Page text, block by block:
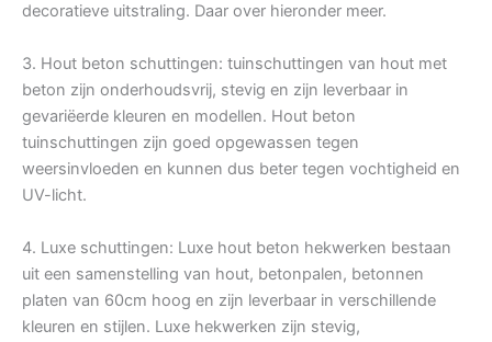
decoratieve uitstraling. Daar over hieronder meer.
3. Hout beton schuttingen: tuinschuttingen van hout met
beton zijn onderhoudsvrij, stevig en zijn leverbaar in
gevariëerde kleuren en modellen. Hout beton
tuinschuttingen zijn goed opgewassen tegen
weersinvloeden en kunnen dus beter tegen vochtigheid en
UV-licht.
4. Luxe schuttingen: Luxe hout beton hekwerken bestaan
uit een samenstelling van hout, betonpalen, betonnen
platen van 60cm hoog en zijn leverbaar in verschillende
kleuren en stijlen. Luxe hekwerken zijn stevig,